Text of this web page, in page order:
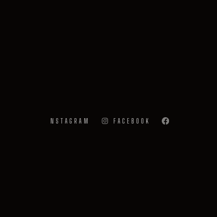
INSTAGRAM FACEBOOK